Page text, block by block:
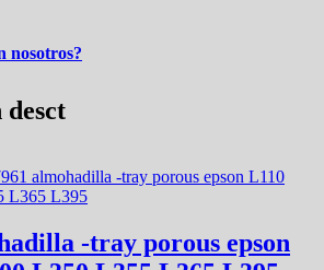
nosotros?
desct
-tray porous epson